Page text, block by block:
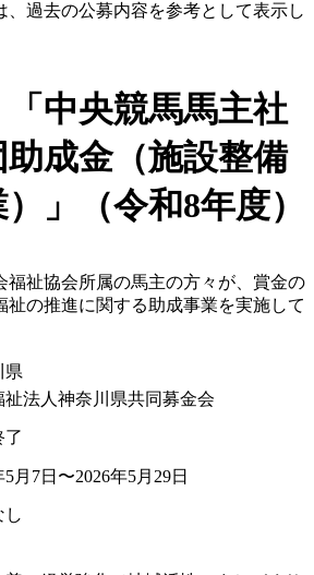
、過去の公募内容を参考として表示し
中央競馬馬主社
成金（施設整備
」（令和8年度）
福祉協会所属の馬主の方々が、賞金の
祉の推進に関する助成事業を実施して
県
祉法人神奈川県共同募金会
了
5月7日〜2026年5月29日
し